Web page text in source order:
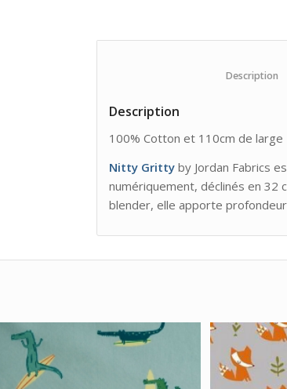
Description
100% Cotton et 110cm de large
Nitty Gritty by Jordan Fabrics
numériquement, déclinés en 32
blender, elle apporte